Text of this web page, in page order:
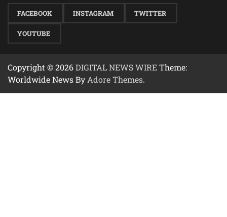
FACEBOOK INSTAGRAM TWITTER
YOUTUBE
Copyright © 2026DIGITAL NEWS WIRETheme:
Worldwide News By Adore Themes.